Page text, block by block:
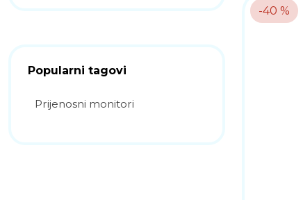
Popularni tagovi
Prijenosni monitori
-40 %